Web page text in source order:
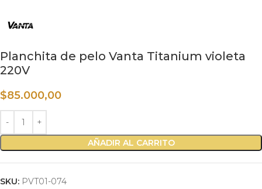
Planchita de pelo Vanta Titanium violeta
220V
$85.000,00
AÑADIR AL CARRITO
SKU: PVT01-074